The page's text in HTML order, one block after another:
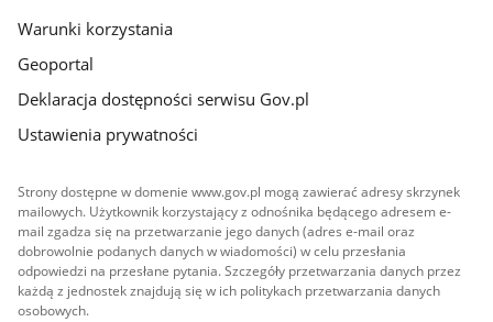
Warunki korzystania
Geoportal
Deklaracja dostępności serwisu Gov.pl
Ustawienia prywatności
Strony dostępne w domenie www.gov.pl mogą zawierać adresy skrzynek
mailowych. Użytkownik korzystający z odnośnika będącego adresem e-
mail zgadza się na przetwarzanie jego danych (adres e-mail oraz
dobrowolnie podanych danych w wiadomości) w celu przesłania
odpowiedzi na przesłane pytania. Szczegóły przetwarzania danych przez
każdą z jednostek znajdują się w ich politykach przetwarzania danych
osobowych.